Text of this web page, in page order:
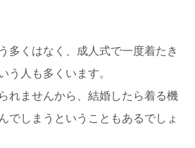
多くはなく、成人式で一度着たき
う人も多くいます。
れませんから、結婚したら着る機
でしまうということもあるでしょ